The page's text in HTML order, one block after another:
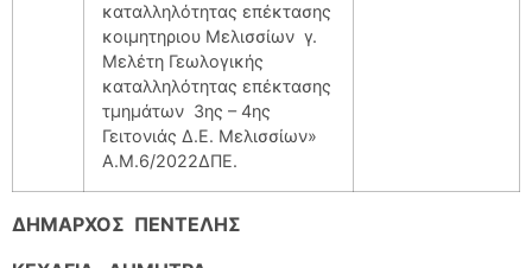
καταλληλότητας επέκτασης
κοιμητηριου Μελισσίων γ.
Μελέτη Γεωλογικής
καταλληλότητας επέκτασης
τμημάτων 3ης – 4ης
Γειτονιάς Δ.Ε. Μελισσίων»
Α.Μ.6/2022ΔΠΕ.
ΔΗΜΑΡΧΟΣ ΠΕΝΤΕΛΗΣ